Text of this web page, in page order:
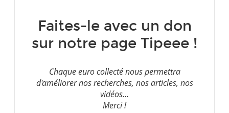
Faites-le avec un don
sur notre page Tipeee !
Chaque euro collecté nous permettra
d'améliorer nos recherches, nos articles, nos
vidéos...
Merci !